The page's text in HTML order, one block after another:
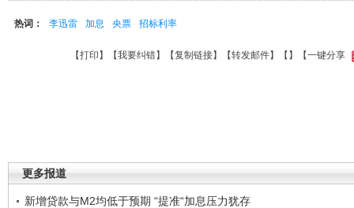
热词： 李迅雷 加息 央票 招标利率
【打印 】【我要纠错】【复制链接】【转发邮件】【 】 【一键分享
更多报道
新增贷款与M2均低于预期 “提准“加息压力犹存